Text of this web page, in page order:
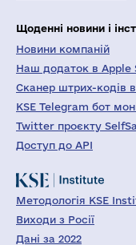
Щоденні новини і
Новини компаній
Наш додаток в Apple
Сканер штрих-кодів
KSE Telegram бот
Twitter проєкту
Доступ до API
Методологія KSE
Виходи з Росії
Дані за 2022